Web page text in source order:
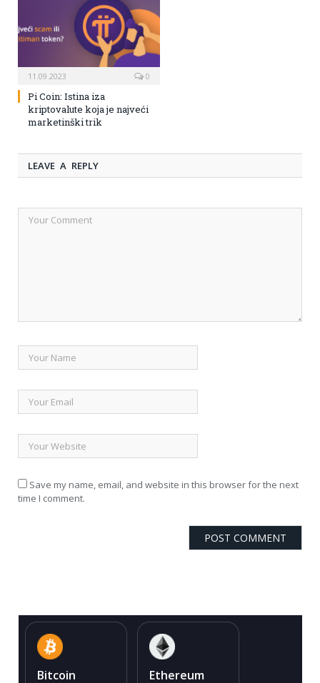
11.09.2023 0
Pi Coin: Istina iza
kriptovalute koja je najveći
marketinški trik
LEAVE A REPLY
Save my name, email, and website in this browser for the next
time I comment.
Bitcoin Ethereum